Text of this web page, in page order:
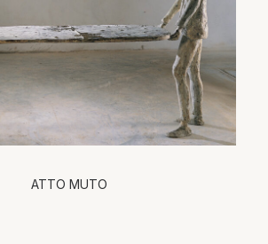
ATTO MUTO